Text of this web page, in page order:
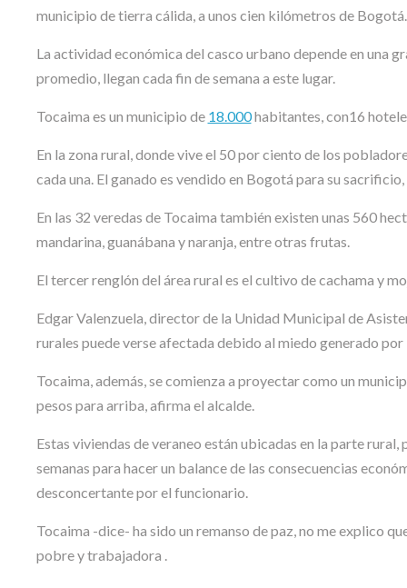
municipio de tierra cálida, a unos cien kilómetros de Bogotá.
La actividad económica del casco urbano depende en una
promedio, llegan cada fin de semana a este lugar.
Tocaima es un municipio de 18.000habitantes, con16
En la zona rural, donde vive el 50 por ciento de los
cada una. El ganado es vendido en Bogotá para su
En las 32 veredas de Tocaima también existen unas 560
mandarina, guanábana y naranja, entre otras frutas.
El tercer renglón del área rural es el cultivo de cachama y
Edgar Valenzuela, director de la Unidad Municipal de
rurales puede verse afectada debido al miedo generado
Tocaima, además, se comienza a proyectar como un
pesos para arriba, afirma el alcalde.
Estas viviendas de veraneo están ubicadas en la parte
semanas para hacer un balance de las consecuencias
desconcertante por el funcionario.
Tocaima -dice- ha sido un remanso de paz, no me explico
pobre y trabajadora .